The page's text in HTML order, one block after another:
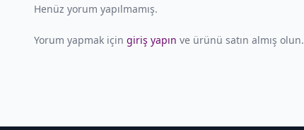
Henüz yorum yapılmamış.
Yorum yapmak için giriş yapın ve ürünü satın almış olun.